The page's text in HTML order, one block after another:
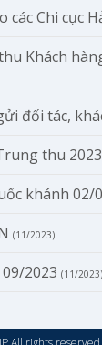
các Chi cục
Khách
đối tác,
thu 2023
khánh 02/
(11/2023)
2023 (11/2023)